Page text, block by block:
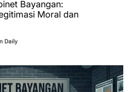
Bayangan:
Moral dan
Daily